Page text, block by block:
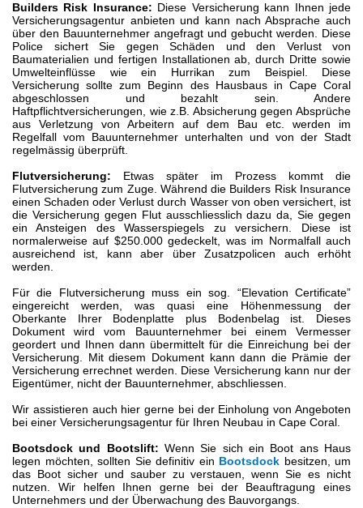
Builders Risk Insurance: Diese Versicherung kann Ihnen jede
Versicherungsagentur anbieten und kann nach Absprache auch
über den Bauunternehmer angefragt und gebucht werden. Diese
Police sichert Sie gegen Schäden und den Verlust von
Baumaterialien und fertigen Installationen ab, durch Dritte sowie
Umwelteinflüsse wie ein Hurrikan zum Beispiel. Diese
Versicherung sollte zum Beginn des Hausbaus in Cape Coral
abgeschlossen und bezahlt sein. Andere
Haftpflichtversicherungen, wie z.B. Absicherung gegen Absprüche
aus Verletzung von Arbeitern auf dem Bau etc. werden im
Regelfall vom Bauunternehmer unterhalten und von der Stadt
regelmässig überprüft.
Flutversicherung: Etwas später im Prozess kommt die
Flutversicherung zum Zuge. Während die Builders Risk Insurance
einen Schaden oder Verlust durch Wasser von oben versichert, ist
die Versicherung gegen Flut ausschliesslich dazu da, Sie gegen
ein Ansteigen des Wasserspiegels zu versichern. Diese ist
normalerweise auf $250.000 gedeckelt, was im Normalfall auch
ausreichend ist, kann aber über Zusatzpolicen auch erhöht
werden.
Für die Flutversicherung muss ein sog. “Elevation Certificate”
eingereicht werden, was quasi eine Höhenmessung der
Oberkante Ihrer Bodenplatte plus Bodenbelag ist. Dieses
Dokument wird vom Bauunternehmer bei einem Vermesser
geordert und Ihnen dann übermittelt für die Einreichung bei der
Versicherung. Mit diesem Dokument kann dann die Prämie der
Versicherung errechnet werden. Diese Versicherung kann nur der
Eigentümer, nicht der Bauunternehmer, abschliessen.
Wir assistieren auch hier gerne bei der Einholung von Angeboten
bei einer Versicherungsagentur für Ihren Neubau in Cape Coral.
Bootsdock und Bootslift: Wenn Sie sich ein Boot ans Haus
legen möchten, sollten Sie definitiv ein Bootsdock besitzen, um
das Boot sicher und sauber zu verstauen, wenn Sie es nicht
nutzen. Wir helfen Ihnen gerne bei der Beauftragung eines
Unternehmers und der Überwachung des Bauvorgangs.